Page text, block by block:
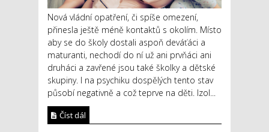
Nová vládní opatření, či spíše omezení,
přinesla ještě méně kontaktů s okolím. Místo
aby se do školy dostali aspoň deváťáci a
maturanti, nechodí do ní už ani prvňáci ani
druháci a zavřené jsou také školky a dětské
skupiny. I na psychiku dospělých tento stav
působí negativně a což teprve na děti. Izol...
Číst dál